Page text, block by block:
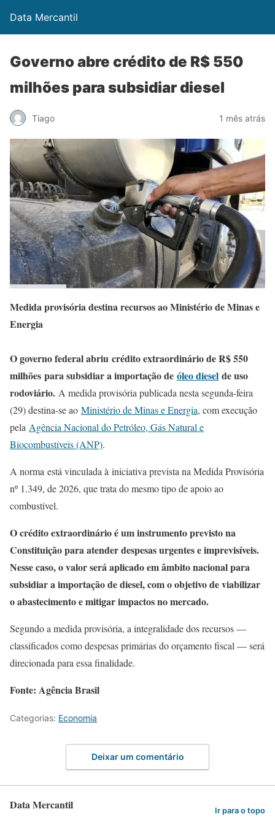
Data Mercantil
Governo abre crédito de R$ 550
milhões para subsidiar diesel
Tiago 1 mês atrás
Medida provisória destina recursos ao Ministério de Minas e
Energia
O governo federal abriu crédito extraordinário de R$ 550
milhões para subsidiar a importação de óleo diesel de uso
rodoviário. A medida provisória publicada nesta segunda-feira
(29) destina-se ao Ministério de Minas e Energia, com execução
pela Agência Nacional do Petróleo, Gás Natural e
Biocombustíveis (ANP).
A norma está vinculada à iniciativa prevista na Medida Provisória
nº 1.349, de 2026, que trata do mesmo tipo de apoio ao
combustível.
O crédito extraordinário é um instrumento previsto na
Constituição para atender despesas urgentes e imprevisíveis.
Nesse caso, o valor será aplicado em âmbito nacional para
subsidiar a importação de diesel, com o objetivo de viabilizar
o abastecimento e mitigar impactos no mercado.
Segundo a medida provisória, a integralidade dos recursos —
classificados como despesas primárias do orçamento fiscal — será
direcionada para essa finalidade.
Fonte: Agência Brasil
Categorias: Economia
Deixar um comentário
Data Mercantil Ir para o topo